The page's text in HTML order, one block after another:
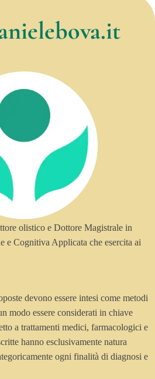
olistico e Dottore Magistrale in
e Cognitiva Applicata che esercita ai
devono essere intesi come metodi
modo essere considerati in chiave
a trattamenti medici, farmacologici e
hanno esclusivamente natura
ogni finalità di diagnosi e